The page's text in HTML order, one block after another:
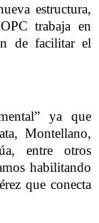
estructura,
trabaja en
de facilitar el
ya que
Montellano,
entre otros
habilitando
que conecta